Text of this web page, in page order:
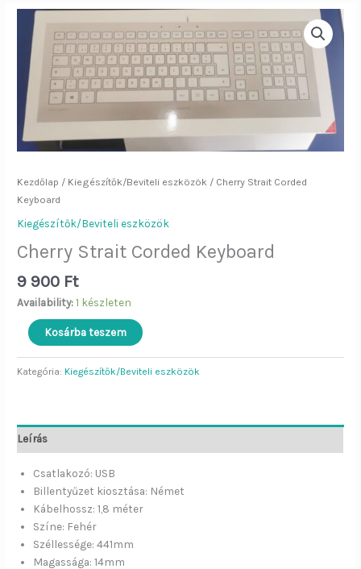
Kezdőlap / Kiegészítők/Beviteli eszközök / Cherry Strait Corded
Keyboard
Kiegészítők/Beviteli eszközök
Cherry Strait Corded Keyboard
9 900 Ft
Availability:1 készleten
Cherry
Strait
Corded
Keyboard
mennyiség
Kosárba teszem
Kategória: Kiegészítők/Beviteli eszközök
Leírás
Csatlakozó: USB
Billentyűzet kiosztása: Német
Kábelhossz: 1,8 méter
Színe: Fehér
Széllessége: 441mm
Magassága: 14mm